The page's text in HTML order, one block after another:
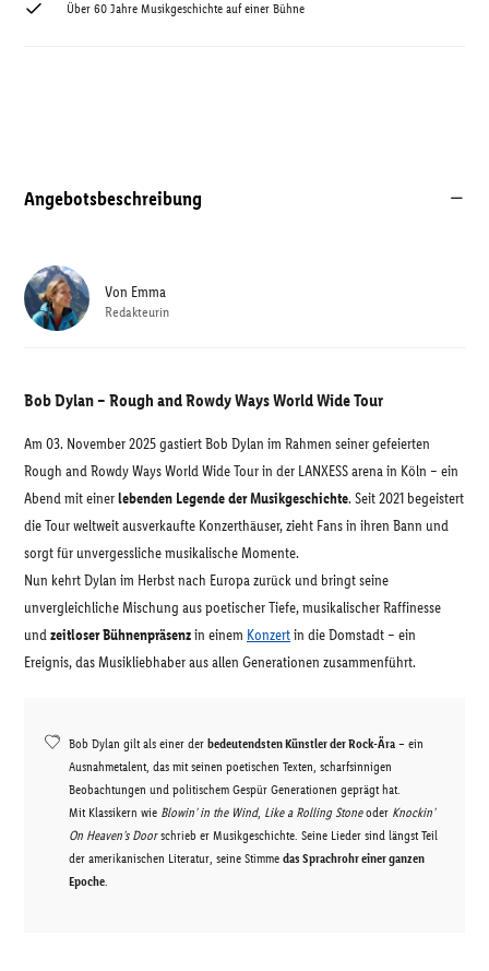
Über 60 Jahre Musikgeschichte auf einer Bühne
Angebotsbeschreibung
Bob Dylan – Rough and Rowdy Ways World Wide Tour
Am 03. November 2025 gastiert Bob Dylan im Rahmen seiner gefeierten
Rough and Rowdy Ways World Wide Tour in der LANXESS arena in Köln – ein
Abend mit einerlebenden Legende der Musikgeschichte. Seit 2021 begeistert
die Tour weltweit ausverkaufte Konzerthäuser, zieht Fans in ihren Bann und
sorgt für unvergessliche musikalische Momente.
Nun kehrt Dylan im Herbst nach Europa zurück und bringt seine
unvergleichliche Mischung aus poetischer Tiefe, musikalischer Raffinesse
undzeitloser Bühnenpräsenzin einem Konzertin die Domstadt – ein
Ereignis, das Musikliebhaber aus allen Generationen zusammenführt.
Bob Dylan gilt als einer der bedeutendsten Künstler der Rock-Ära – ein
Ausnahmetalent, das mit seinen poetischen Texten, scharfsinnigen
Beobachtungen und politischem Gespür Generationen geprägt hat.
Mit Klassikern wie Blowin’ in the Wind, Like a Rolling Stoneoder Knockin’
On Heaven’s Doorschrieb er Musikgeschichte. Seine Lieder sind längst Teil
der amerikanischen Literatur, seine Stimme das Sprachrohr einer ganzen
Epoche.
Von Emma
Redakteurin